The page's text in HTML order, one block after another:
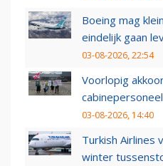
Boeing mag
eindelijk gaan
03-08-2026, 22:54
Voorlopig
03-08-2026, 14:40
Turkish Airlines
winter